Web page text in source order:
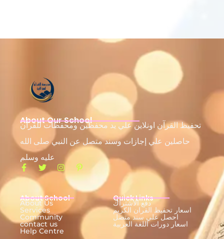
About Our School
تحفيظ القرآن اونلاين علي يد محفظين ومحفظات للقرآن
حاصلين علي إجازات وسند متصل عن النبي صلى الله
عليه وسلم
About School
About Us
Services
Community
contact us
Help Centre
Quick Links
دفع الاشتراك
اسعار تحفيظ القران الكريم
احصل علي سند متصل
اسعار دورات اللغة العربية